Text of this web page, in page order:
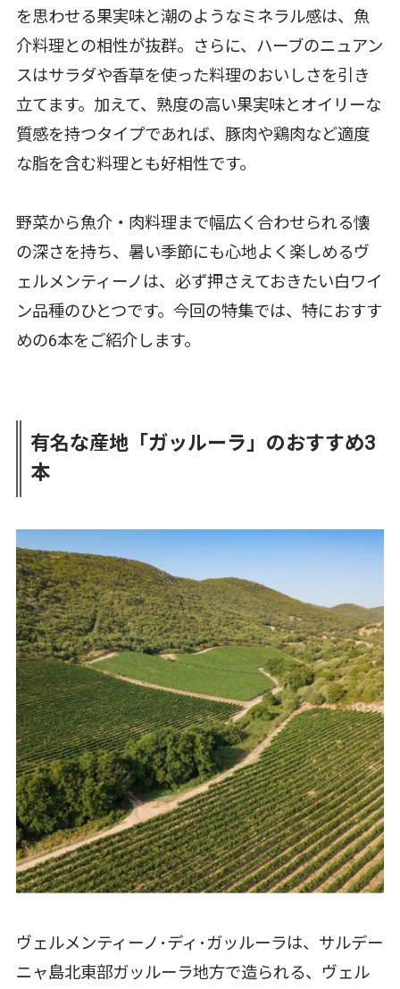
を思わせる果実味と潮のようなミネラル感は、魚
介料理との相性が抜群。さらに、ハーブのニュアン
スはサラダや香草を使った料理のおいしさを引き
立てます。加えて、熟度の高い果実味とオイリーな
質感を持つタイプであれば、豚肉や鶏肉など適度
な脂を含む料理とも好相性です。
野菜から魚介・肉料理まで幅広く合わせられる懐
の深さを持ち、暑い季節にも心地よく楽しめるヴ
ェルメンティーノは、必ず押さえておきたい白ワイ
ン品種のひとつです。今回の特集では、特におすす
めの6本をご紹介します。
有名な産地「ガッルーラ」のおすすめ3
本
ヴェルメンティーノ･ディ･ガッルーラは、サルデー
ニャ島北東部ガッルーラ地方で造られる、ヴェル